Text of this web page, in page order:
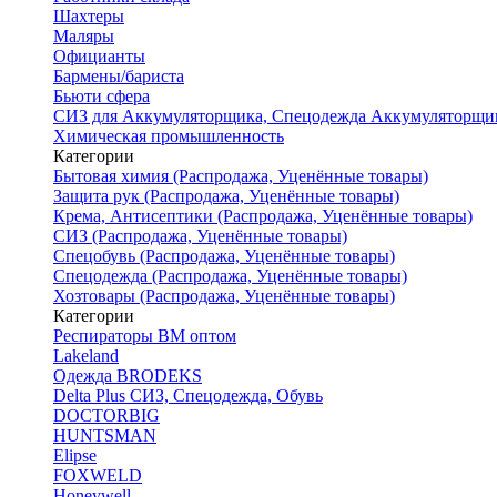
Шахтеры
Маляры
Официанты
Бармены/бариста
Бьюти сфера
СИЗ для Аккумуляторщика, Спецодежда
Химическая промышленность
Категории
Бытовая химия (Распродажа, Уценённые товары)
Защита рук (Распродажа, Уценённые товары)
Крема, Антисептики (Распродажа, Уценённые товары)
СИЗ (Распродажа, Уценённые товары)
Спецобувь (Распродажа, Уценённые товары)
Спецодежда (Распродажа, Уценённые товары)
Хозтовары (Распродажа, Уценённые товары)
Категории
Респираторы ВМ оптом
Lakeland
Одежда BRODEKS
Delta Plus СИЗ, Спецодежда, Обувь
DOCTORBIG
HUNTSMAN
Elipse
FOXWELD